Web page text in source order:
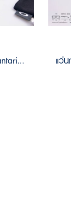
แว่นกันแดด OAKLEY Plantaris sq OO9529 95290161 Size 61